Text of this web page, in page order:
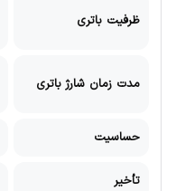
ظرفیت باتری
مدت زمان شارژ باتری
حساسیت
تأخیر